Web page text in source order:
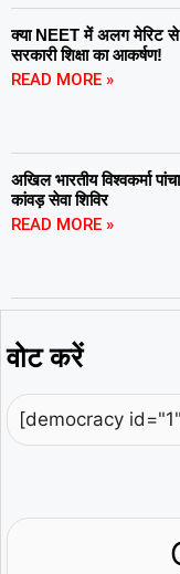
क्या NEET में अलग मेरिट
सरकारी शिक्षा का आकर्षण!
READ MORE »
अखिल भारतीय विश्वकर्मा
कांवड़ सेवा शिविर
READ MORE »
वोट करें
[democracy